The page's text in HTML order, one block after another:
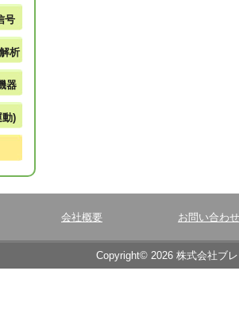
号
析
器
)
会社概要 お問い合わせ
Copyright© 2026 株式会社ブ